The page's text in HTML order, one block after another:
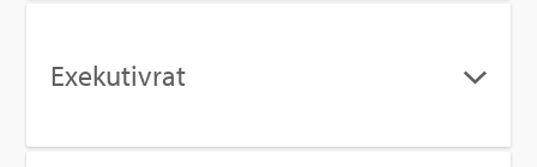
Exe­ku­tiv­rat